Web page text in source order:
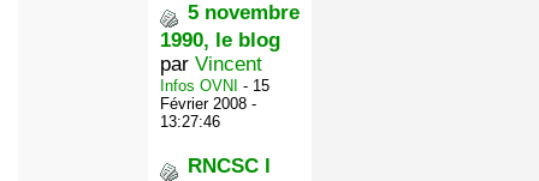
5 novembre
1990, le blog
par Vincent
Infos OVNI - 15
Février 2008 -
13:27:46
RNCSC l